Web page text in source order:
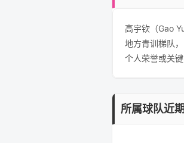
高宇钦（Gao
地方青训梯队
个人荣誉或关键
所属球队近